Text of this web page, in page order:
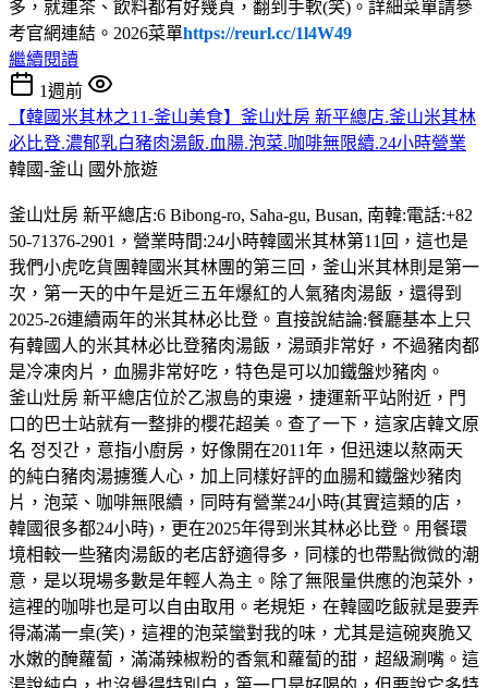
多，就連茶、飲料都有好幾頁，翻到手軟(笑)。詳細菜單請參
考官網連結。2026菜單https://reurl.cc/1l4W49
繼續閱讀
1週前
【韓國米其林之11-釜山美食】釜山灶房 新平總店.釜山米其林
必比登.濃郁乳白豬肉湯飯.血腸.泡菜.咖啡無限續.24小時營業
韓國-釜山 國外旅遊
釜山灶房 新平總店:6 Bibong-ro, Saha-gu, Busan, 南韓:電話:+82
50-71376-2901，營業時間:24小時韓國米其林第11回，這也是
我們小虎吃貨團韓國米其林團的第三回，釜山米其林則是第一
次，第一天的中午是近三五年爆紅的人氣豬肉湯飯，還得到
2025-26連續兩年的米其林必比登。直接說結論:餐廳基本上只
有韓國人的米其林必比登豬肉湯飯，湯頭非常好，不過豬肉都
是冷凍肉片，血腸非常好吃，特色是可以加鐵盤炒豬肉。
釜山灶房 新平總店位於乙淑島的東邊，捷運新平站附近，門
口的巴士站就有一整排的櫻花超美。查了一下，這家店韓文原
名 정짓간，意指小廚房，好像開在2011年，但迅速以熬兩天
的純白豬肉湯擄獲人心，加上同樣好評的血腸和鐵盤炒豬肉
片，泡菜、咖啡無限續，同時有營業24小時(其實這類的店，
韓國很多都24小時)，更在2025年得到米其林必比登。用餐環
境相較一些豬肉湯飯的老店舒適得多，同樣的也帶點微微的潮
意，是以現場多數是年輕人為主。除了無限量供應的泡菜外，
這裡的咖啡也是可以自由取用。老規矩，在韓國吃飯就是要弄
得滿滿一桌(笑)，這裡的泡菜蠻對我的味，尤其是這碗爽脆又
水嫩的醃蘿蔔，滿滿辣椒粉的香氣和蘿蔔的甜，超級涮嘴。這